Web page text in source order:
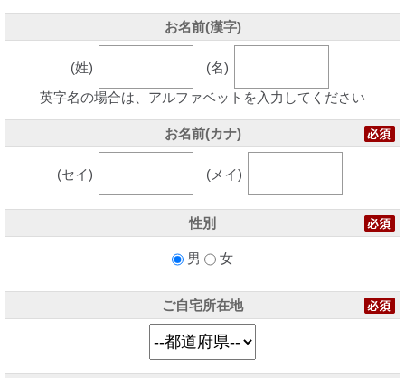
お名前(漢字)
(姓)
(名)
英字名の場合は、アルファベットを入力してください
お名前(カナ)
(セイ) (メイ)
性別
男 女
ご自宅所在地